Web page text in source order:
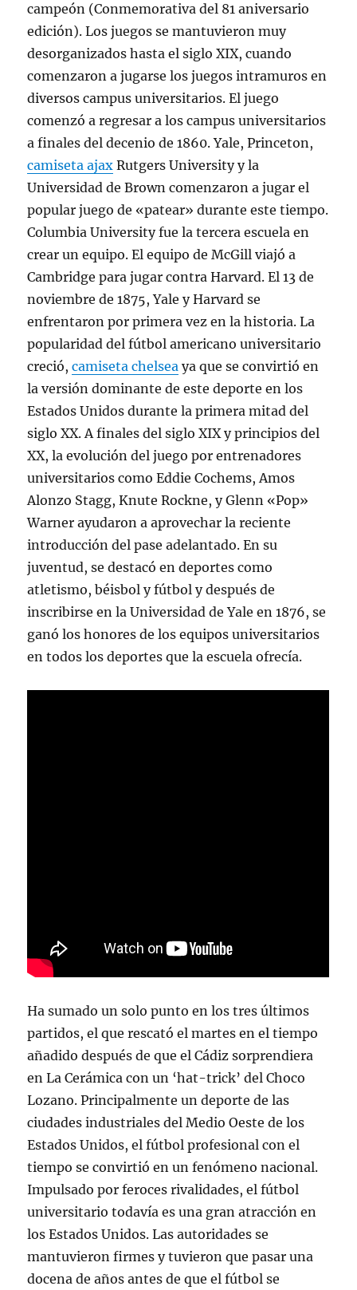
campeón (Conmemorativa del 81 aniversario
edición). Los juegos se mantuvieron muy
desorganizados hasta el siglo XIX, cuando
comenzaron a jugarse los juegos intramuros en
diversos campus universitarios. El juego
comenzó a regresar a los campus universitarios
a finales del decenio de 1860. Yale, Princeton,
camiseta ajax Rutgers University y la
Universidad de Brown comenzaron a jugar el
popular juego de «patear» durante este tiempo.
Columbia University fue la tercera escuela en
crear un equipo. El equipo de McGill viajó a
Cambridge para jugar contra Harvard. El 13 de
noviembre de 1875, Yale y Harvard se
enfrentaron por primera vez en la historia. La
popularidad del fútbol americano universitario
creció,camiseta chelsea ya que se convirtió en
la versión dominante de este deporte en los
Estados Unidos durante la primera mitad del
siglo XX. A finales del siglo XIX y principios del
XX, la evolución del juego por entrenadores
universitarios como Eddie Cochems, Amos
Alonzo Stagg, Knute Rockne, y Glenn «Pop»
Warner ayudaron a aprovechar la reciente
introducción del pase adelantado. En su
juventud, se destacó en deportes como
atletismo, béisbol y fútbol y después de
inscribirse en la Universidad de Yale en 1876, se
ganó los honores de los equipos universitarios
en todos los deportes que la escuela ofrecía.
Ha sumado un solo punto en los tres últimos
partidos, el que rescató el martes en el tiempo
añadido después de que el Cádiz sorprendiera
en La Cerámica con un ‘hat-trick’ del Choco
Lozano. Principalmente un deporte de las
ciudades industriales del Medio Oeste de los
Estados Unidos, el fútbol profesional con el
tiempo se convirtió en un fenómeno nacional.
Impulsado por feroces rivalidades, el fútbol
universitario todavía es una gran atracción en
los Estados Unidos. Las autoridades se
mantuvieron firmes y tuvieron que pasar una
docena de años antes de que el fútbol se